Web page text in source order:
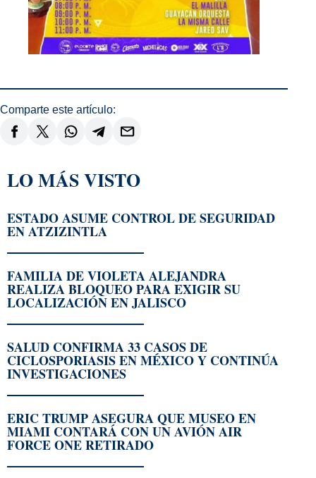
Comparte este artículo:
LO MÁS VISTO
ESTADO ASUME CONTROL DE SEGURIDAD
EN ATZIZINTLA
FAMILIA DE VIOLETA ALEJANDRA
REALIZA BLOQUEO PARA EXIGIR SU
LOCALIZACIÓN EN JALISCO
SALUD CONFIRMA 33 CASOS DE
CICLOSPORIASIS EN MÉXICO Y CONTINÚA
INVESTIGACIONES
ERIC TRUMP ASEGURA QUE MUSEO EN
MIAMI CONTARÁ CON UN AVIÓN AIR
FORCE ONE RETIRADO